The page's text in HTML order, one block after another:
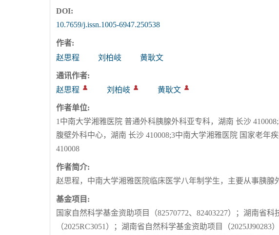
DOI:
10.7659/j.issn.1005-6947.250538
作者:
赵思程
刘柏岐 黄耿文
通讯作者:
赵思程
刘柏岐 黄耿文
作者单位:
1中南大学湘雅医院 普通外科胰腺外科亚专科，湖南 长沙
腹壁外科中心，湖南 长沙 410008;3中南大学湘雅医院 国家老年
410008
作者简介:
赵思程，中南大学湘雅医院临床医学八年制学生，主要从事胰腺
基金项目:
国家自然科学基金资助项目（82570772、82403227）；湖南省科
（2025RC3051）；湖南省自然科学基金资助项目（